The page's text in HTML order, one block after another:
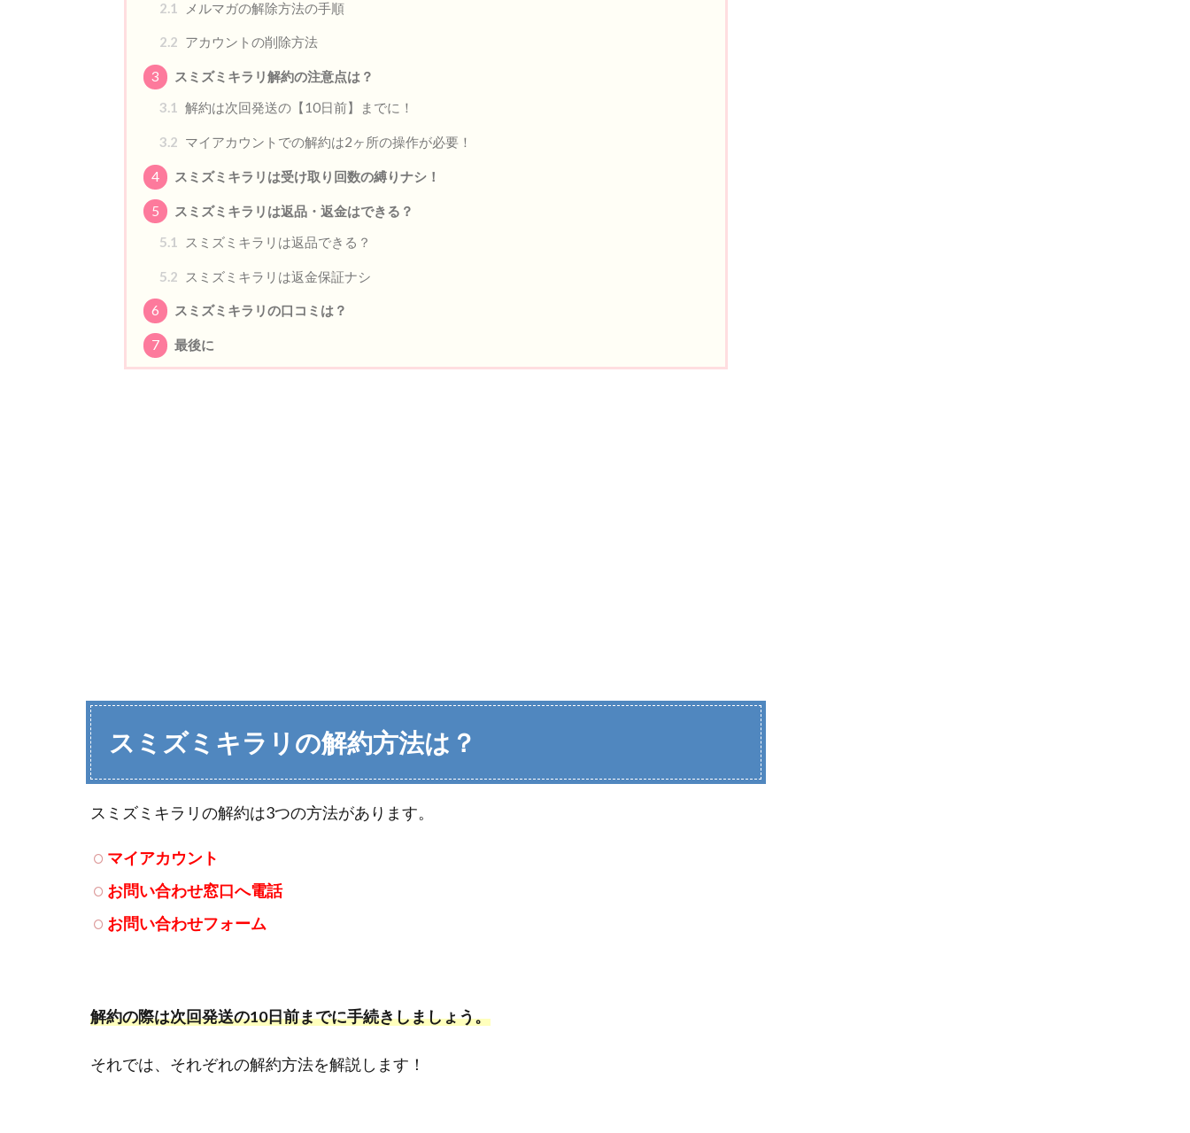
2.1
メルマガの解除方法の手順
2.2 アカウントの削除方法
3
スミズミキラリ解約の注意点は？
3.1
解約は次回発送の【10日前】までに！
3.2 マイアカウントでの解約は2ヶ所の操作が必要！
4 スミズミキラリは受け取り回数の縛りナシ！
5
スミズミキラリは返品・返金はできる？
5.1
スミズミキラリは返品できる？
5.2 スミズミキラリは返金保証ナシ
6 スミズミキラリの口コミは？
7 最後に
スミズミキラリの解約方法は？
スミズミキラリの解約は3つの方法があります。
マイアカウント
お問い合わせ窓口へ電話
お問い合わせフォーム
解約の際は次回発送の10日前までに手続きしましょう。
それでは、それぞれの解約方法を解説します！